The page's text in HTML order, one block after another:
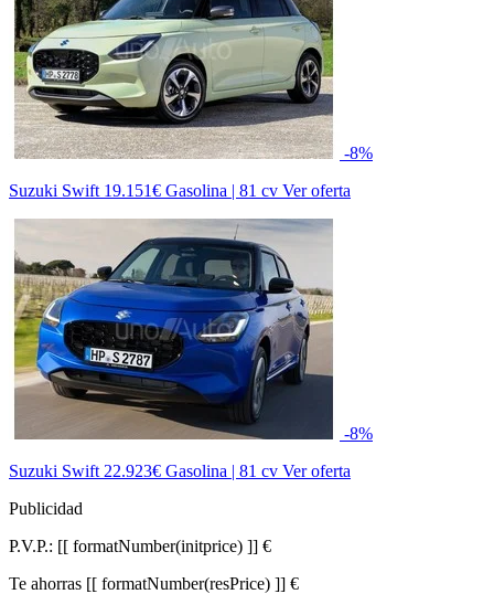
-8%
Suzuki Swift 19.151€ Gasolina | 81 cv Ver oferta
-8%
Suzuki Swift 22.923€ Gasolina | 81 cv Ver oferta
Publicidad
P.V.P.: [[ formatNumber(initprice) ]] €
Te ahorras [[ formatNumber(resPrice) ]] €